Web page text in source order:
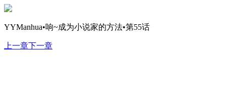
YYManhua•响~成为小说家的方法•第55话
上一章下一章